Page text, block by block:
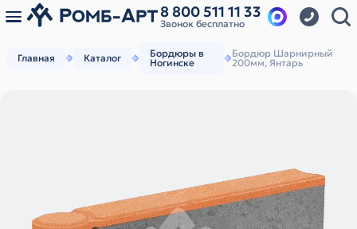
8 800 511 11 33
Звонок бесплатно
Главная Каталог
Бордюры в
Ногинске
Бордюр Шарнирный
200мм, Янтарь